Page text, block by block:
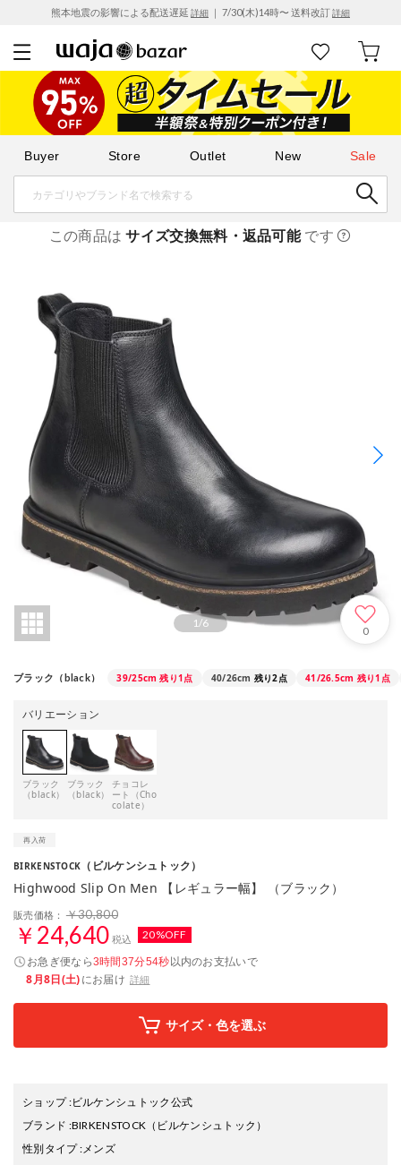
熊本地震の影響による配送遅延 詳細 ｜ 7/30(木)14時〜 送料改訂詳細
Buyer Store Outlet New Sale
この商品はサイズ交換無料・返品可能です
1/6
0
ブラック（black） 39/25cm 残り1点 40/26cm 残り2点 41/26.5cm 残り1点
バリエーション
ブラック
（black）
ブラック
（black）
チョコレ
ート（Cho
colate）
BIRKENSTOCK （ビルケンシュトック）
Highwood Slip On Men 【レギュラー幅】 （ブラック）
販売価格： ￥30,800
￥24,640 税込 20%OFF
お急ぎ便なら3時間37分53秒以内のお支払いで
8月8日(土)にお届け 詳細
サイズ・色を選ぶ
ショップ:ビルケンシュトック公式
ブランド :BIRKENSTOCK （ビルケンシュトック）
性別タイプ: メンズ